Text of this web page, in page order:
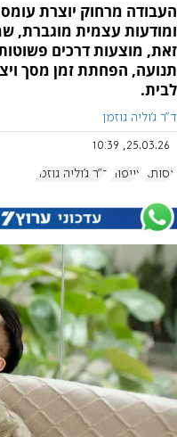
העבודה מרחוק יוצרת
ומודעות עצמית מוגברת,
זאת, מוצעות דרכים
תנועה, הפחתת זמן מסך
לבית.
ד"ר ג'וליה גוזמן
25.03.26, 10:39
אסותא עייפות ד"ר ג'וליה גוזמן